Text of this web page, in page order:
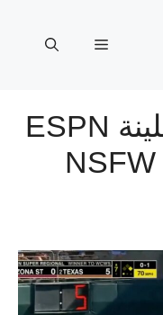
القائمة
تعرض بث الكرة اللينة ESPN